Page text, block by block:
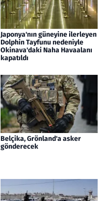
Japonya'nın güneyine ilerleyen
Dolphin Tayfunu nedeniyle
Okinava'daki Naha Havaalanı
kapatıldı
Belçika, Grönland'a asker
gönderecek